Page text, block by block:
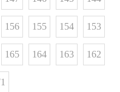
153
154
155
156
162
163
164
165